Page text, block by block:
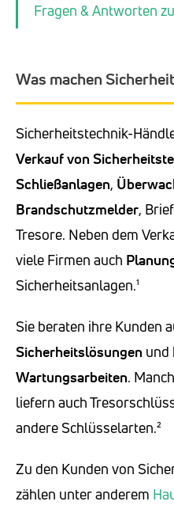
Fragen & Antworten
Was machen
Sicherheitstechnik-
Verkauf von
Schließanlagen,
Brandschutzmelder,
Tresore. Neben dem
viele Firmen auch
Sicherheitsanlagen.¹
Sie beraten ihre Kunden
Sicherheitslösungen und
Wartungsarbeiten.
liefern auch
andere Schlüsselarten.²
Zu den Kunden von
zählen unter anderem